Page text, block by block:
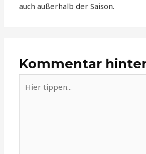
auch außerhalb der Saison.
Kommentar
tippen...